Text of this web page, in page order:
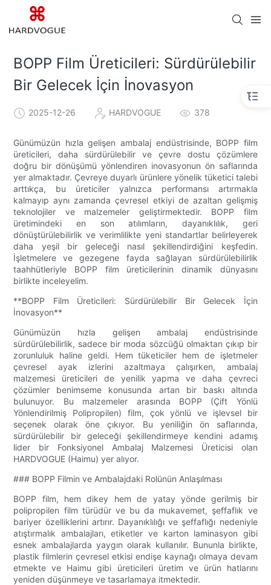
BOPP Film Üreticileri: Sürdürülebilir
Bir Gelecek İçin İnovasyon
2025-12-26 HARDVOGUE 378
Günümüzün hızla gelişen ambalaj endüstrisinde, BOPP film
üreticileri, daha sürdürülebilir ve çevre dostu çözümlere
doğru bir dönüşümü yönlendiren inovasyonun ön saflarında
yer almaktadır. Çevreye duyarlı ürünlere yönelik tüketici talebi
arttıkça, bu üreticiler yalnızca performansı artırmakla
kalmayıp aynı zamanda çevresel etkiyi de azaltan gelişmiş
teknolojiler ve malzemeler geliştirmektedir. BOPP film
üretimindeki en son atılımların, dayanıklılık, geri
dönüştürülebilirlik ve verimlilikte yeni standartlar belirleyerek
daha yeşil bir geleceği nasıl şekillendirdiğini keşfedin.
İşletmelere ve gezegene fayda sağlayan sürdürülebilirlik
taahhütleriyle BOPP film üreticilerinin dinamik dünyasını
birlikte inceleyelim.
**BOPP Film Üreticileri: Sürdürülebilir Bir Gelecek İçin
İnovasyon**
Günümüzün hızla gelişen ambalaj endüstrisinde
sürdürülebilirlik, sadece bir moda sözcüğü olmaktan çıkıp bir
zorunluluk haline geldi. Hem tüketiciler hem de işletmeler
çevresel ayak izlerini azaltmaya çalışırken, ambalaj
malzemesi üreticileri de yenilik yapma ve daha çevreci
çözümler benimseme konusunda artan bir baskı altında
bulunuyor. Bu malzemeler arasında BOPP (Çift Yönlü
Yönlendirilmiş Polipropilen) film, çok yönlü ve işlevsel bir
seçenek olarak öne çıkıyor. Bu yeniliğin ön saflarında,
sürdürülebilir bir geleceği şekillendirmeye kendini adamış
lider bir Fonksiyonel Ambalaj Malzemesi Üreticisi olan
HARDVOGUE (Haimu) yer alıyor.
### BOPP Filmin ve Ambalajdaki Rolünün Anlaşılması
BOPP film, hem dikey hem de yatay yönde gerilmiş bir
polipropilen film türüdür ve bu da mukavemet, şeffaflık ve
bariyer özelliklerini artırır. Dayanıklılığı ve şeffaflığı nedeniyle
atıştırmalık ambalajları, etiketler ve karton laminasyon gibi
esnek ambalajlarda yaygın olarak kullanılır. Bununla birlikte,
plastik filmlerin çevresel etkisi endişe kaynağı olmaya devam
etmekte ve Haimu gibi üreticileri üretim ve ürün hatlarını
yeniden düşünmeye ve tasarlamaya itmektedir.